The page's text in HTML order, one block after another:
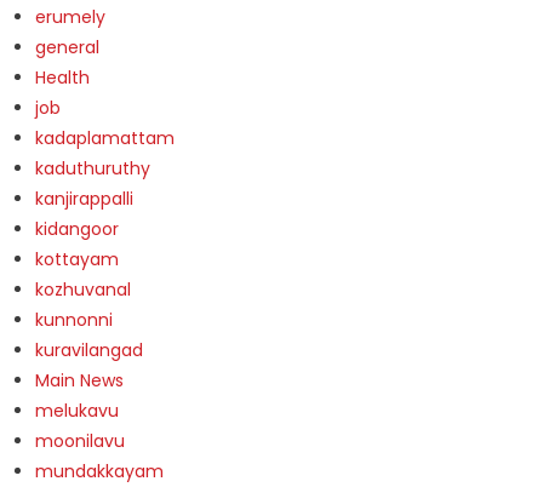
erumely
general
Health
job
kadaplamattam
kaduthuruthy
kanjirappalli
kidangoor
kottayam
kozhuvanal
kunnonni
kuravilangad
Main News
melukavu
moonilavu
mundakkayam